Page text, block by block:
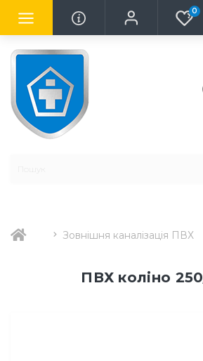
0
Зовнішня каналізація ПВХ
ПВХ коліно